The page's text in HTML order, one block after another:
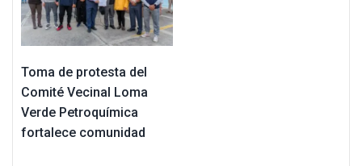
Toma de protesta del
Comité Vecinal Loma
Verde Petroquímica
fortalece comunidad